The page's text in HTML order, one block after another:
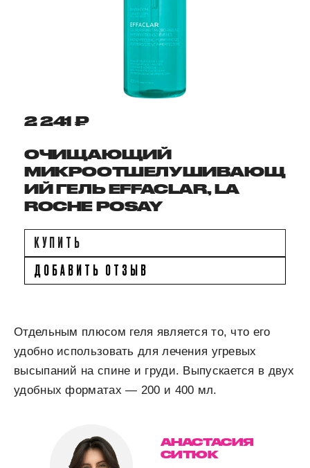
2 241 ₽
ОЧИЩАЮЩИЙ
МИКРООТШЕЛУШИВАЮЩ
ИЙ ГЕЛЬ EFFACLAR, LA
ROCHE POSAY
КУПИТЬ
ДОБАВИТЬ ОТЗЫВ
Отдельным плюсом геля является то, что его
удобно использовать для лечения угревых
высыпаний на спине и груди. Выпускается в двух
удобных форматах — 200 и 400 мл.
АНАСТАСИЯ
СИТЮК